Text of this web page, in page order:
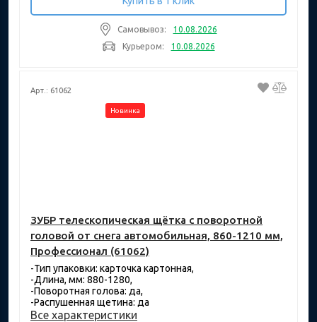
Самовывоз:
10.08.2026
Курьером:
10.08.2026
Арт.: 61062
Новинка
ЗУБР телескопическая щётка с поворотной
головой от снега автомобильная, 860-1210 мм,
Профессионал (61062)
-Тип упаковки: карточка картонная,
-Длина, мм: 880-1280,
-Поворотная голова: да,
-Распушенная щетина: да
Все характеристики